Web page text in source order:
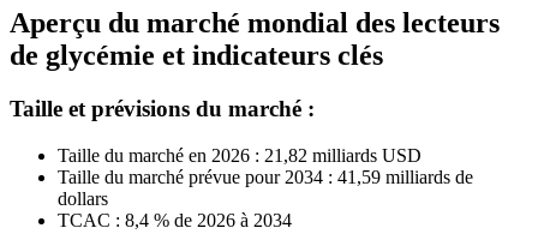
Aperçu du marché mondial des lecteurs
de glycémie et indicateurs clés
Taille et prévisions du marché :
Taille du marché en 2026 : 21,82 milliards USD
Taille du marché prévue pour 2034 : 41,59 milliards de
dollars
TCAC : 8,4 % de 2026 à 2034